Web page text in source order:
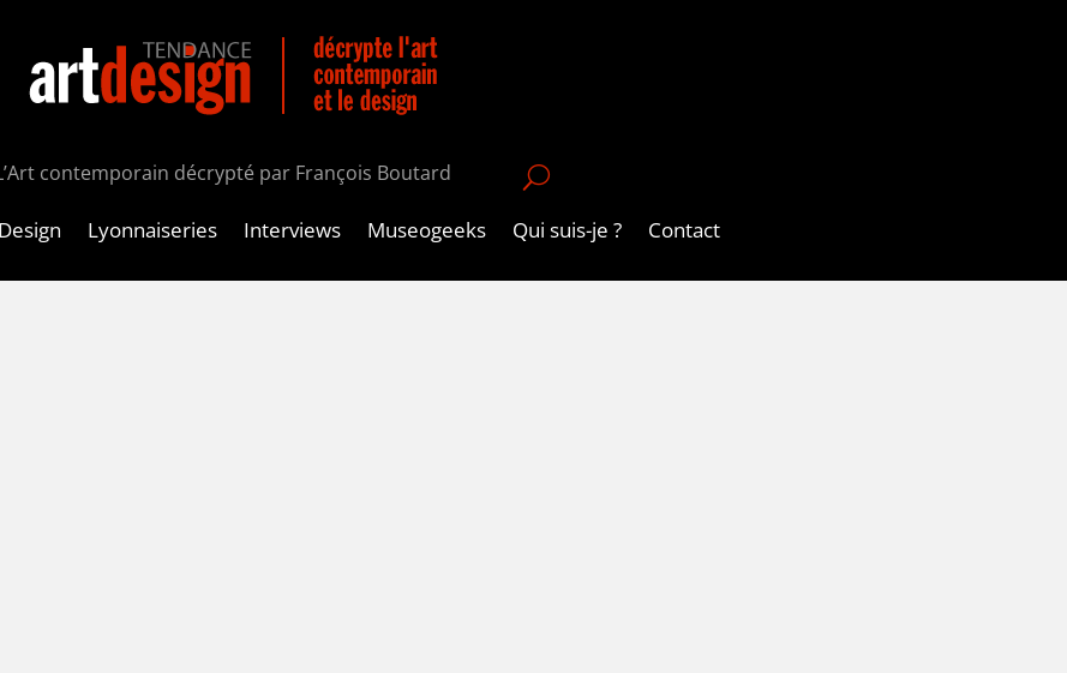
contemporain décrypté par François Boutard U
Design Lyonnaiseries Interviews Museogeeks Qui suis-je ? Contact